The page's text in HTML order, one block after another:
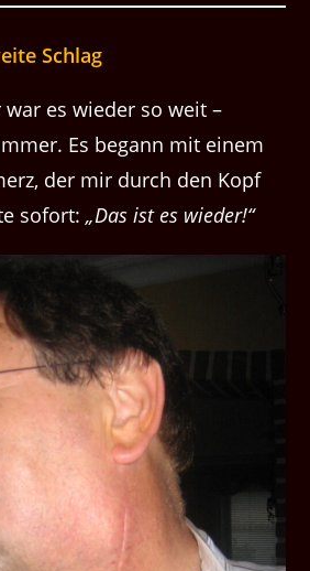
Schlag
war es wieder so weit –
Es begann mit einem
der mir durch den Kopf
sofort:„Das ist es wieder!“